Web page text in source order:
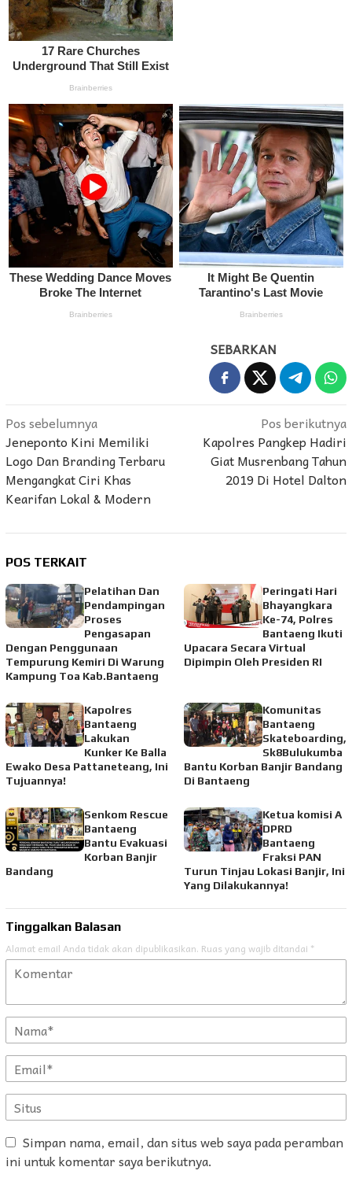
SEBARKAN
Navigasi
pos
Pos sebelumnya
Jeneponto Kini Memiliki
Logo Dan Branding Terbaru
Mengangkat Ciri Khas
Kearifan Lokal & Modern
Pos berikutnya
Kapolres Pangkep Hadiri
Giat Musrenbang Tahun
2019 Di Hotel Dalton
POS TERKAIT
Pelatihan Dan
Pendampingan
Proses
Pengasapan
Dengan Penggunaan
Tempurung Kemiri Di Warung
Kampung Toa Kab.Bantaeng
Peringati Hari
Bhayangkara
Ke-74, Polres
Bantaeng Ikuti
Upacara Secara Virtual
Dipimpin Oleh Presiden RI
Kapolres
Bantaeng
Lakukan
Kunker Ke Balla
Ewako Desa Pattaneteang, Ini
Tujuannya!
Komunitas
Bantaeng
Skateboarding,
Sk8Bulukumba
Bantu Korban Banjir Bandang
Di Bantaeng
Senkom Rescue
Bantaeng
Bantu Evakuasi
Korban Banjir
Bandang
Ketua komisi A
DPRD
Bantaeng
Fraksi PAN
Turun Tinjau Lokasi Banjir, Ini
Yang Dilakukannya!
Tinggalkan Balasan
Alamat email Anda tidak akan dipublikasikan. Ruas yang wajib ditandai *
Simpan nama, email, dan situs web saya pada peramban
ini untuk komentar saya berikutnya.